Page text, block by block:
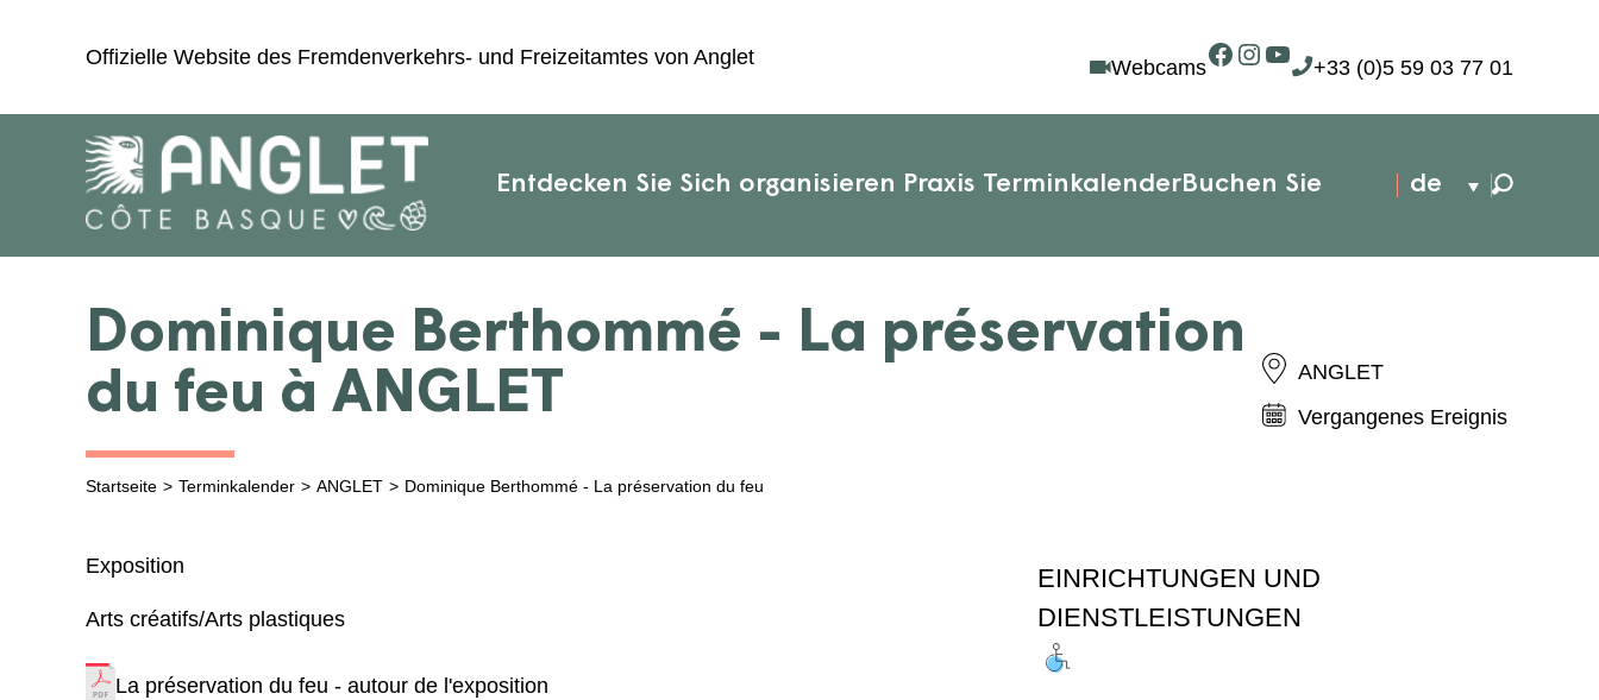
Offizielle Website des Fremdenverkehrs- und Freizeitamtes von Anglet WebcamsFacebook
Instagram
YouTube
+33 (0)5 59 03 77 01
Entdecken Sie Sich organisieren Praxis TerminkalenderBuchen Sie de
Dominique Berthommé - La préservation
du feu à ANGLET
Startseite Terminkalender ANGLET Dominique Berthommé - La préservation du feu
ANGLET
Vergangenes Ereignis
Exposition
Arts créatifs/Arts plastiques
La préservation du feu - autour de l'exposition
EINRICHTUNGEN UND
DIENSTLEISTUNGEN